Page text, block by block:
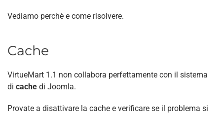
Vediamo perchè e come risolvere.
Cache
VirtueMart 1.1 non collabora perfettamente con il sistema
di cache di Joomla.
Provate a disattivare la cache e verificare se il problema si